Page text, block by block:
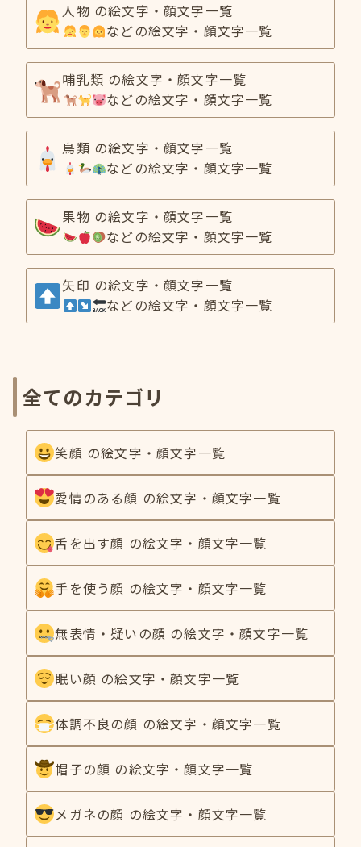
人物 の絵文字・顔文字一覧
などの絵文字・顔文字一覧
哺乳類 の絵文字・顔文字一覧
などの絵文字・顔文字一覧
鳥類 の絵文字・顔文字一覧
などの絵文字・顔文字一覧
果物 の絵文字・顔文字一覧
などの絵文字・顔文字一覧
矢印 の絵文字・顔文字一覧
などの絵文字・顔文字一覧
全てのカテゴリ
笑顔 の絵文字・顔文字一覧
愛情のある顔 の絵文字・顔文字一覧
舌を出す顔 の絵文字・顔文字一覧
手を使う顔 の絵文字・顔文字一覧
無表情・疑いの顔 の絵文字・顔文字一覧
眠い顔 の絵文字・顔文字一覧
体調不良の顔 の絵文字・顔文字一覧
帽子の顔 の絵文字・顔文字一覧
メガネの顔 の絵文字・顔文字一覧